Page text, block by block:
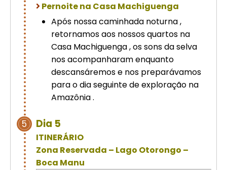
Pernoite na Casa Machiguenga
Após nossa caminhada noturna ,
retornamos aos nossos quartos na
Casa Machiguenga , os sons da selva
nos acompanharam enquanto
descansáremos e nos preparávamos
para o dia seguinte de exploração na
Amazônia .
5 Dia 5
ITINERÁRIO
Zona Reservada – Lago Otorongo –
Boca Manu